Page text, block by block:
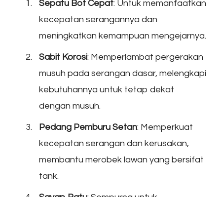
Sepatu Bot Cepat: Untuk memanfaatkan
kecepatan serangannya dan
meningkatkan kemampuan mengejarnya.
Sabit Korosi: Memperlambat pergerakan
musuh pada serangan dasar, melengkapi
kebutuhannya untuk tetap dekat
dengan musuh.
Pedang Pemburu Setan: Memperkuat
kecepatan serangan dan kerusakan,
membantu merobek lawan yang bersifat
tank.